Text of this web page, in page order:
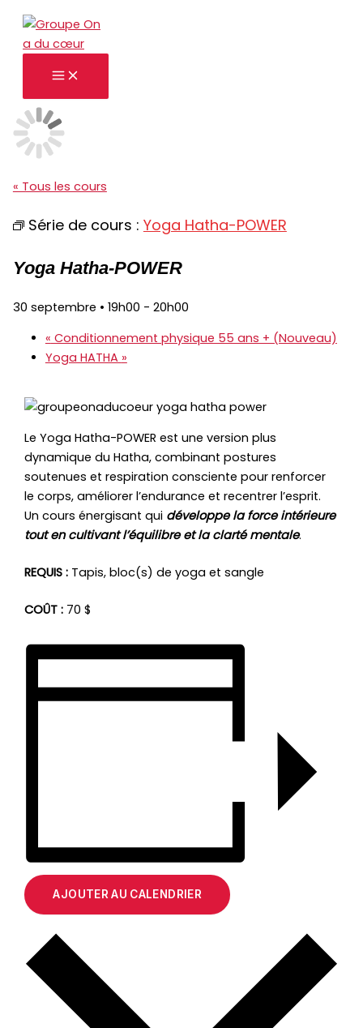
contenu
« Tous les cours
Série de cours : Yoga Hatha-POWER
Yoga Hatha-POWER
30 septembre • 19h00 - 20h00
« Conditionnement physique 55 ans + (Nouveau)
Yoga HATHA »
Le Yoga Hatha-POWER est une version plus
dynamique du Hatha, combinant postures
soutenues et respiration consciente pour renforcer
le corps, améliorer l’endurance et recentrer l’esprit.
Un cours énergisant qui développe la force intérieure
tout en cultivant l’équilibre et la clarté mentale.
REQUIS : Tapis, bloc(s) de yoga et sangle
COÛT : 70 $
AJOUTER AU CALENDRIER